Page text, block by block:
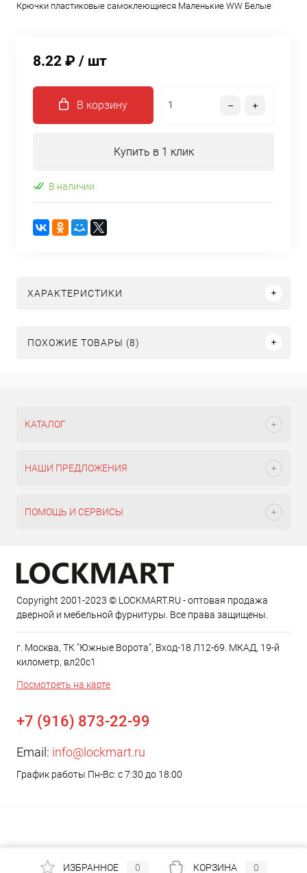
Крючки пластиковые самоклеющиеся Маленькие WW Белые
8.22 ₽ / шт
В корзину
Купить в 1 клик
В наличии
ХАРАКТЕРИСТИКИ
ПОХОЖИЕ ТОВАРЫ (8)
КАТАЛОГ
НАШИ ПРЕДЛОЖЕНИЯ
ПОМОЩЬ И СЕРВИСЫ
Copyright 2001-2023 © LOCKMART.RU - оптовая продажа
дверной и мебельной фурнитуры. Все права защищены.
г. Москва, ТК "Южные Ворота", Вход-18 Л12-69. МКАД, 19-й
километр, вл20с1
Посмотреть на карте
+7 (916) 873-22-99
Email: info@lockmart.ru
График работы Пн-Вс: с 7:30 до 18:00
ИЗБРАННОЕ 0 КОРЗИНА 0